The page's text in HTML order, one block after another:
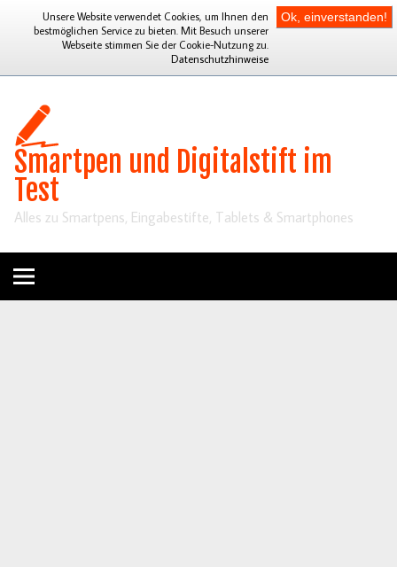
Unsere Website verwendet Cookies, um Ihnen den
bestmöglichen Service zu bieten. Mit Besuch unserer
Webseite stimmen Sie der Cookie-Nutzung zu.
Datenschutzhinweise
Ok, einverstanden!
Smartpen und Digitalstift im
Test
Alles zu Smartpens, Eingabestifte, Tablets & Smartphones